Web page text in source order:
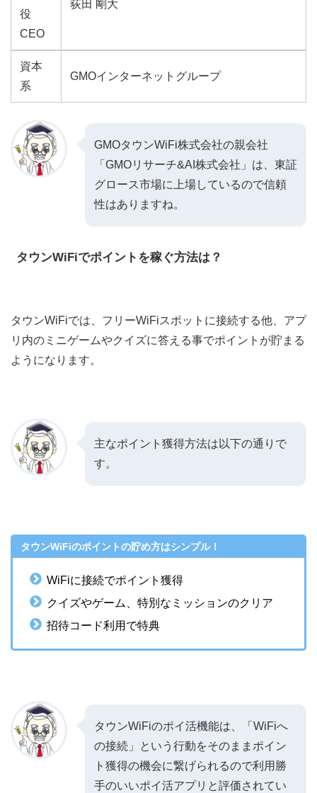
役
CEO
荻田 剛大
資本
系
GMOインターネットグループ
GMOタウンWiFi株式会社の親会社
「GMOリサーチ&AI株式会社」は、東証
グロース市場に上場しているので信頼
性はありますね。
タウンWiFiでポイントを稼ぐ方法は？
タウンWiFiでは、フリーWiFiスポットに接続する他、アプ
リ内のミニゲームやクイズに答える事でポイントが貯まる
ようになります。
主なポイント獲得方法は以下の通りで
す。
タウンWiFiのポイントの貯め方はシンプル！
WiFiに接続でポイント獲得
クイズやゲーム、特別なミッションのクリア
招待コード利用で特典
タウンWiFiのポイ活機能は、「WiFiへ
の接続」という行動をそのままポイン
ト獲得の機会に繋げられるので利用勝
手のいいポイ活アプリと評価されてい